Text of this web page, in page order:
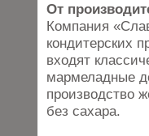
От
Компания
кондитерских
входят
мармеладные
производство
без сахара.